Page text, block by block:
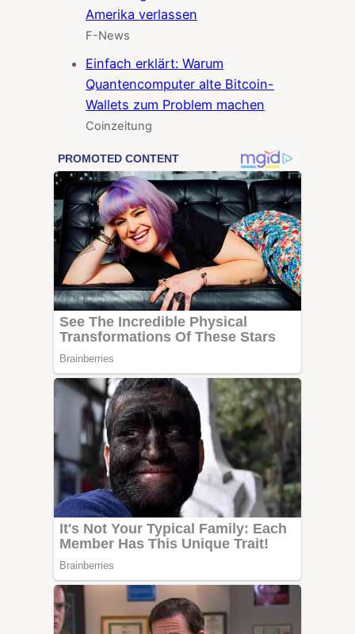
Amerika verlassen
F-News
Einfach erklärt: Warum
Quantencomputer alte Bitcoin-
Wallets zum Problem machen
Coinzeitung